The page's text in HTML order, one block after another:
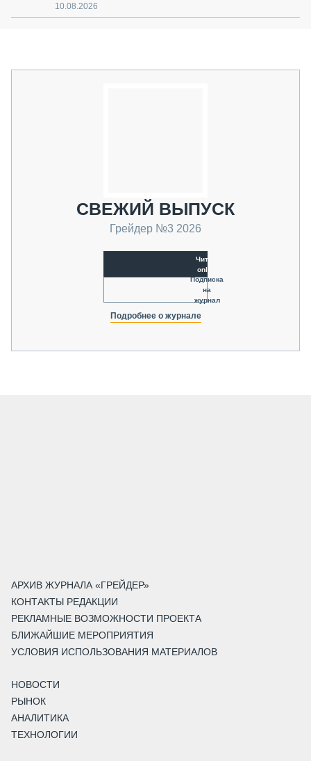
10.08.2026
СВЕЖИЙ ВЫПУСК
Грейдер №3 2026
Читать
online
Подписка
на
журнал
Подробнее о журнале
АРХИВ ЖУРНАЛА «ГРЕЙДЕР»
КОНТАКТЫ РЕДАКЦИИ
РЕКЛАМНЫЕ ВОЗМОЖНОСТИ ПРОЕКТА
БЛИЖАЙШИЕ МЕРОПРИЯТИЯ
УСЛОВИЯ ИСПОЛЬЗОВАНИЯ МАТЕРИАЛОВ
НОВОСТИ
РЫНОК
АНАЛИТИКА
ТЕХНОЛОГИИ